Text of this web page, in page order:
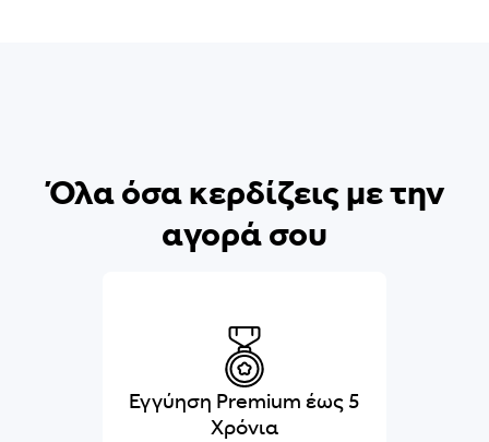
Όλα όσα κερδίζεις με την
αγορά σου
Εγγύηση Premium έως 5
Χρόνια